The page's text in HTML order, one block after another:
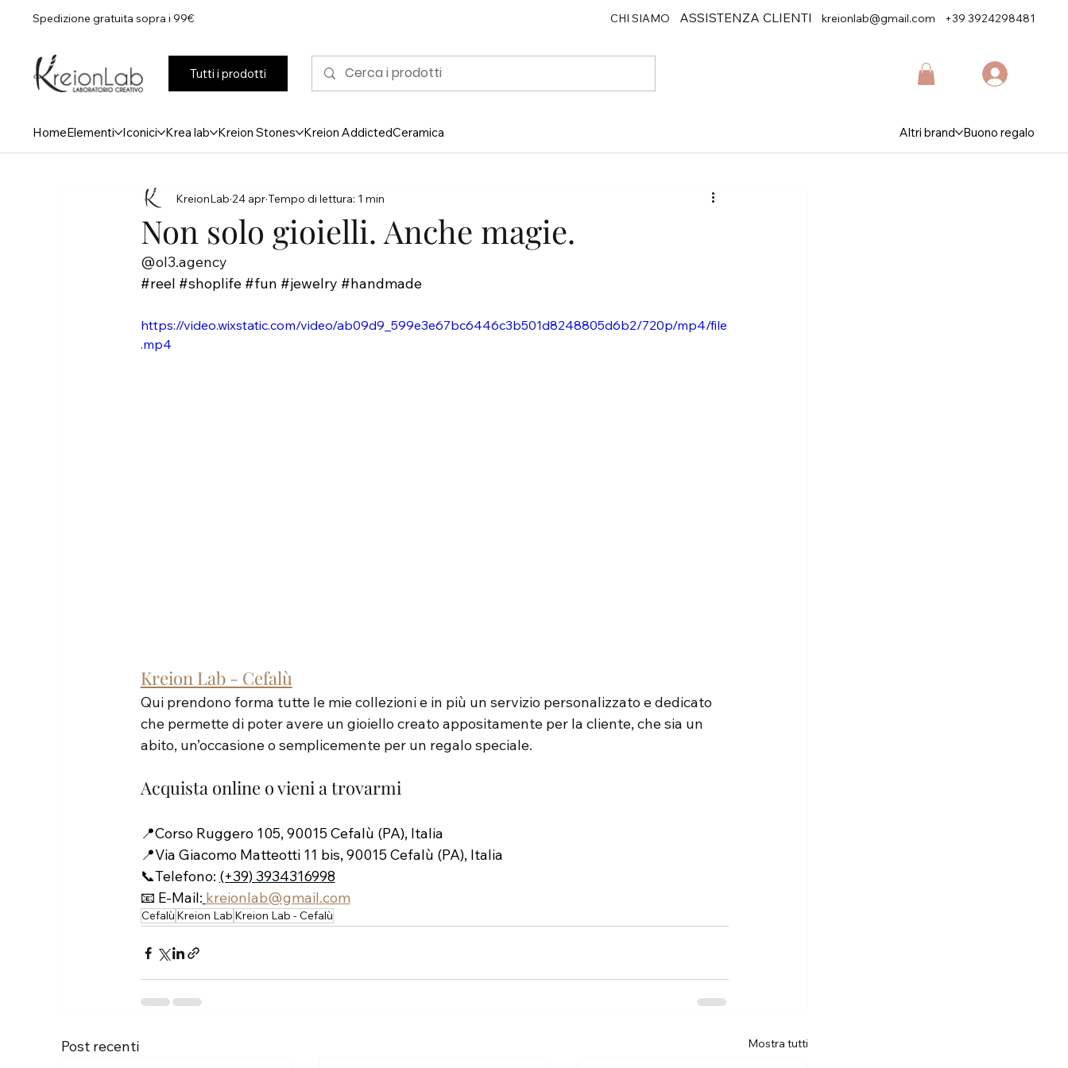
Spedizione gratuita sopra i 99€ CHI SIAMO ASSISTENZA CLIENTI kreionlab@gmail.com +39 3924298481
Tutti i prodotti
HomeElementi Iconici Krea lab Kreion Stones Kreion AddictedCeramica Altri brand Buono regalo
Non solo gioielli. Anche magie.
KreionLab 24 aprTempo di lettura: 1 min
@ol3.agency
#reel #shoplife #fun #jewelry #handmade
https://video.wixstatic.com/video/ab09d9_599e3e67bc6446c3b501d8248805d6b2/720p/mp4/file
.mp4
Kreion Lab - Cefalù
Qui prendono forma tutte le mie collezioni e in più un servizio personalizzato e dedicato
che permette di poter avere un gioiello creato appositamente per la cliente, che sia un
abito, un’occasione o semplicemente per un regalo speciale.
Acquista online o vieni a trovarmi
📍Corso Ruggero 105, 90015 Cefalù (PA), Italia
📍Via Giacomo Matteotti 11 bis, 90015 Cefalù (PA), Italia
📞Telefono: (+39) 3934316998
📧 E-Mail: kreionlab@gmail.com
Cefalù Kreion Lab Kreion Lab - Cefalù
Post recenti Mostra tutti